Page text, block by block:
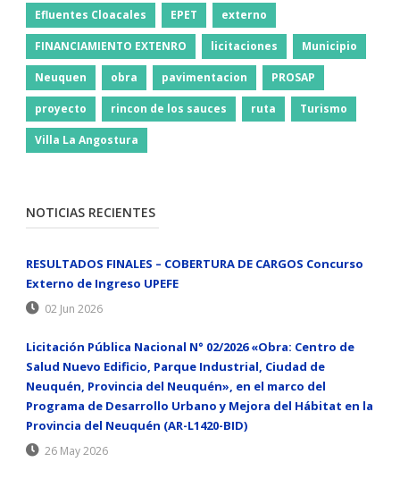
Efluentes Cloacales EPET externo
FINANCIAMIENTO EXTENRO licitaciones Municipio
Neuquen obra pavimentacion PROSAP
proyecto rincon de los sauces ruta Turismo
Villa La Angostura
NOTICIAS RECIENTES
RESULTADOS FINALES – COBERTURA DE CARGOS Concurso
Externo de Ingreso UPEFE
02 Jun 2026
Licitación Pública Nacional N° 02/2026 «Obra: Centro de
Salud Nuevo Edificio, Parque Industrial, Ciudad de
Neuquén, Provincia del Neuquén», en el marco del
Programa de Desarrollo Urbano y Mejora del Hábitat en la
Provincia del Neuquén (AR-L1420-BID)
26 May 2026